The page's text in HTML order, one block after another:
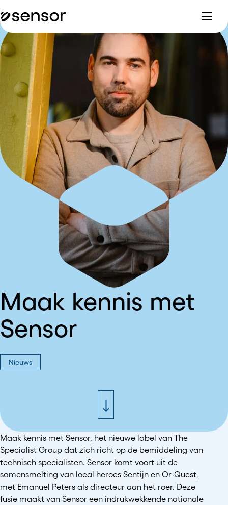
Maak kennis met
Sensor
Nieuws
Maak kennis met Sensor, het nieuwe label van The
Specialist Group dat zich richt op de bemiddeling van
technisch specialisten. Sensor komt voort uit de
samensmelting van local heroes Sentijn en Or-Quest,
met Emanuel Peters als directeur aan het roer. Deze
fusie maakt van Sensor een indrukwekkende nationale